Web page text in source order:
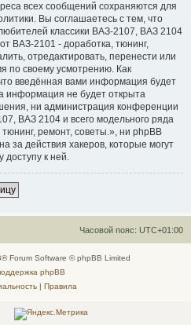
всех сообщений сохраняются для
Вы соглашаетесь с тем, что
классики ВАЗ-2107, ВАЗ 2104
ВАЗ-2101 - доработка, тюнинг,
отредактировать, перенести или
по своему усмотрению. Как
введённая вами информация будет
информация не будет открыта
ни администрация конференции
ВАЗ 2104 и всего модельного ряда
ремонт, советы.», ни phpBB
за действия хакеров, которые могут
доступу к ней.
Часовой пояс: UTC+01:00
® Forum Software © phpBB Limited
phpBB
| Правила